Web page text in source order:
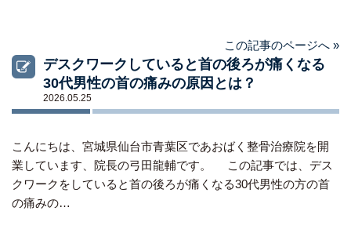
この記事のページへ »
デスクワークしていると首の後ろが痛くなる
30代男性の首の痛みの原因とは？
2026.05.25
こんにちは、宮城県仙台市青葉区であおばく整骨治療院を開
業しています、院長の弓田龍輔です。 この記事では、デス
クワークをしていると首の後ろが痛くなる30代男性の方の首
の痛みの…